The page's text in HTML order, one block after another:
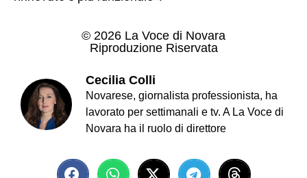
© 2026 La Voce di Novara
Riproduzione Riservata
Cecilia Colli
Novarese, giornalista professionista, ha
lavorato per settimanali e tv. A La Voce di
Novara ha il ruolo di direttore